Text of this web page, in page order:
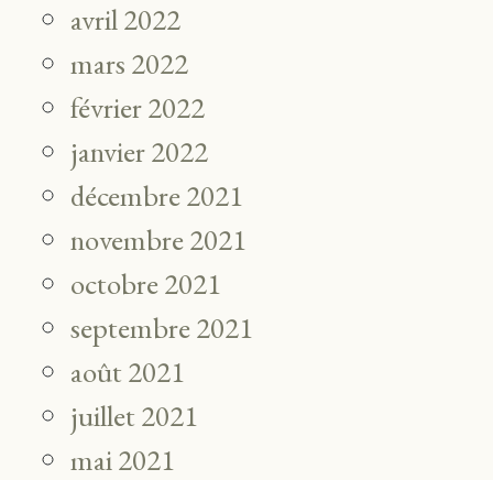
avril 2022
mars 2022
février 2022
janvier 2022
décembre 2021
novembre 2021
octobre 2021
septembre 2021
août 2021
juillet 2021
mai 2021